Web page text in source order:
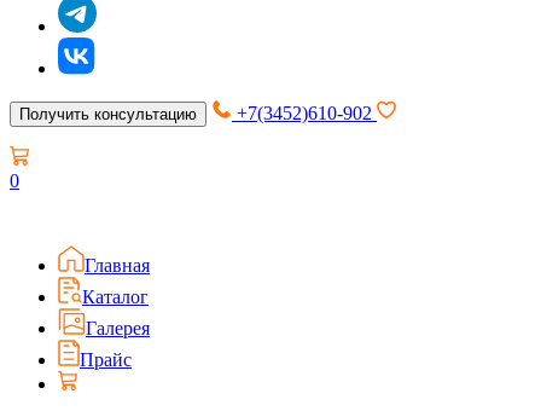
Получить консультацию +7(3452)610-902
0
Главная
Каталог
Галерея
Прайс